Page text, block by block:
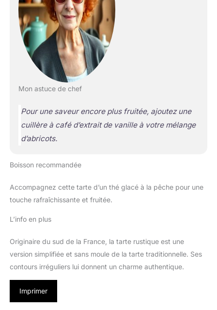
Mon astuce de chef
Pour une saveur encore plus fruitée, ajoutez une
cuillère à café d’extrait de vanille à votre mélange
d’abricots.
Boisson recommandée
Accompagnez cette tarte d’un thé glacé à la pêche pour une
touche rafraîchissante et fruitée.
L’info en plus
Originaire du sud de la France, la tarte rustique est une
version simplifiée et sans moule de la tarte traditionnelle. Ses
contours irréguliers lui donnent un charme authentique.
Imprimer